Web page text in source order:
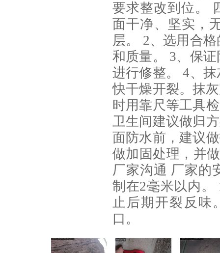
要求整改到位。
面干净、坚实，
层。 2、选用合
和质量。 3、保
进行修整。 4、
快干燥开裂。抹
时用靠尺等工具
卫生间建议做归
面防水前，建议
做加固处理，并
厂家沟通 厂家的
制在2毫米以内。
止后期开裂反味
口。